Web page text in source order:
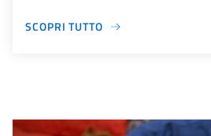
SCOPRI TUTTO